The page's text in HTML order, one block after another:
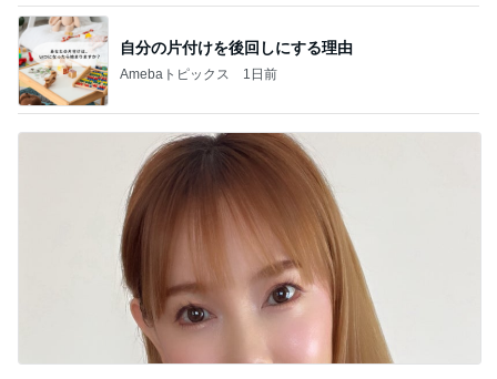
自分の片付けを後回しにする理由
Amebaトピックス 1日前